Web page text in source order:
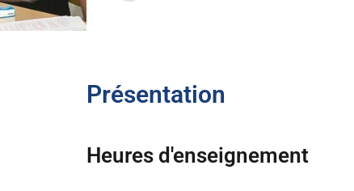
Présentation
Heures d'enseignement